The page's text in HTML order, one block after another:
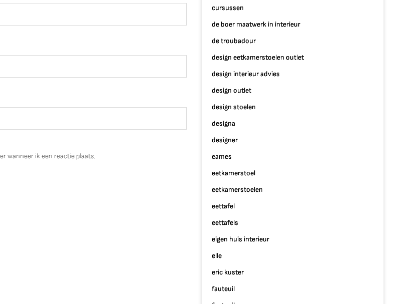
wanneer ik een reactie plaats.
cursussen
de boer maatwerk in interieur
de troubadour
design eetkamerstoelen outlet
design interieur advies
design outlet
design stoelen
designa
designer
eames
eetkamerstoel
eetkamerstoelen
eettafel
eettafels
eigen huis interieur
elle
eric kuster
fauteuil